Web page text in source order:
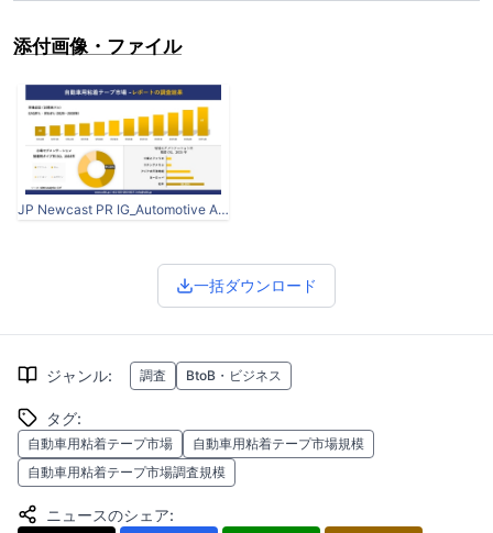
添付画像・ファイル
JP Newcast PR IG_Automotive Adhesive Tape Market.jpg
一括ダウンロード
ジャンル: 調査 BtoB・ビジネス
タグ:
自動車用粘着テープ市場
自動車用粘着テープ市場規模
自動車用粘着テープ市場調査規模
ニュースのシェア: